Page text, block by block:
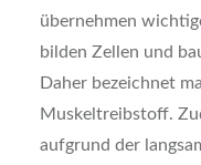
übernehmen
bilden Zellen und
Daher bezeichnet
Muskeltreibstoff.
aufgrund der